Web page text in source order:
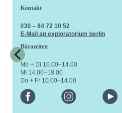
Kontakt
030 – 84 72 10 52
E-Mail an exploratorium berlin
Bürozeiten
Mo + Di 10.00–14.00
Mi 14.00–18.00
Do + Fr 10.00–14.00
facebook
instagram youtube